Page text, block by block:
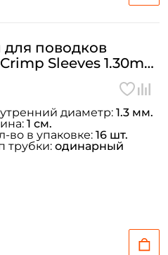
поводков
Sleeves 1.30mm
диаметр: 1.3 мм.
1 см.
во в упаковке: 16 шт.
трубки: одинарный